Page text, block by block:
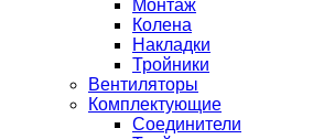
Монтаж
Колена
Накладки
Тройники
Вентиляторы
Комплектующие
Соединители